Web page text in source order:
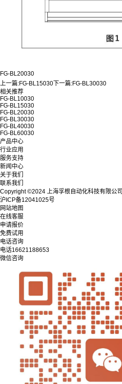
FG-BL20030
上一篇:FG-BL15030 下一篇:FG-BL30030
相关推荐
FG-BL10030
FG-BL15030
FG-BL20030
FG-BL30030
FG-BL40030
FG-BL60030
产品中心
行业应用
服务支持
新闻中心
关于我们
联系我们
Copyright ©2024 上海孚根自动化科技有限公司
沪ICP备12041025号
网站地图
在线客服
申请报价
免费试用
电话咨询
电话16621188653
微信咨询